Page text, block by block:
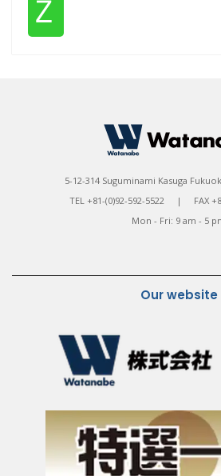
Ｚ
5-12-314 Suguminami Kasuga
TEL +81-(0)92-592-5522 | FAX
Mon - Fri: 9 am - 5
Our website